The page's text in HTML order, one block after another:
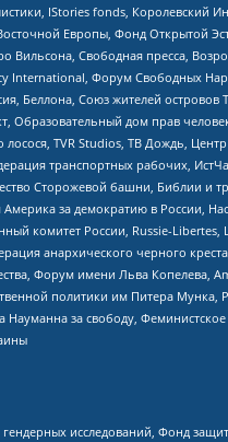
IStories fonds,
Европы, Фонд Открытой
Свободная пресса,
Форум Свободных
Беллона, Союз жителей
Образовательный дом прав
TVR Studios, ТВ Дождь,
транспортных рабочих,
Сторожевой башни, Библии и
за демократию в России,
комитет России, Russie-
анархического черного
Форум имени Льва Копелева,
политики им Питера Мунка,
за свободу,
исследований, Фонд